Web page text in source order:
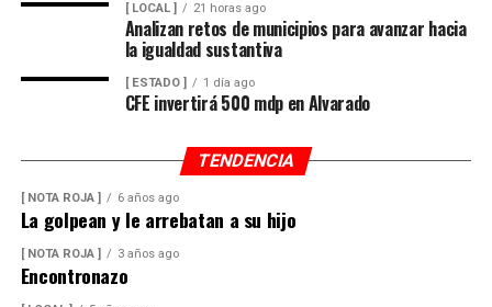
[ LOCAL ] 21 horas ago
Analizan retos de municipios para avanzar hacia
la igualdad sustantiva
[ ESTADO ] 1 día ago
CFE invertirá 500 mdp en Alvarado
TENDENCIA
[ NOTA ROJA ] 6 años ago
La golpean y le arrebatan a su hijo
[ NOTA ROJA ] 3 años ago
Encontronazo